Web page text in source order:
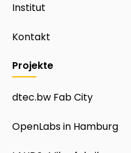
Institut
Kontakt
Projekte
dtec.bw Fab City
OpenLabs in Hamburg